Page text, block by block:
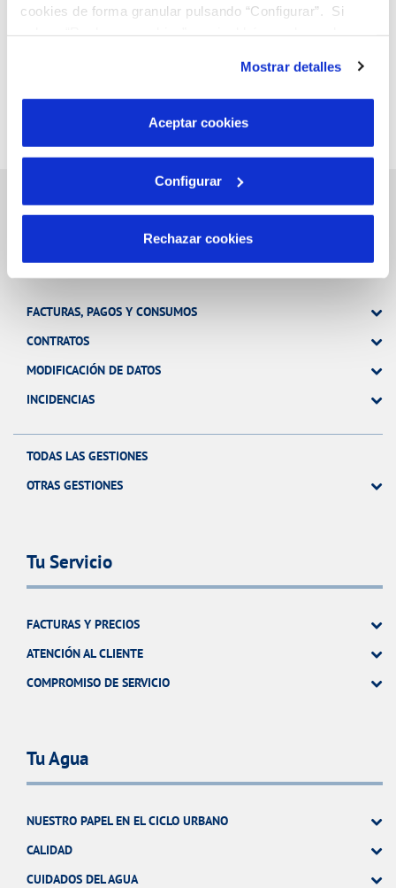
cookies de forma granular pulsando “Configurar”. Si
son indispensables para que el sitio web funcione y que
por tanto no se pueden desactivar. Puedes consultar
más información en nuestraPolítica de Cookies
Mostrar detalles
Aceptar cookies
Configurar
Rechazar cookies
Gestiones Online
FACTURAS, PAGOS Y CONSUMOS
CONTRATOS
MODIFICACIÓN DE DATOS
INCIDENCIAS
TODAS LAS GESTIONES
OTRAS GESTIONES
Tu Servicio
FACTURAS Y PRECIOS
ATENCIÓN AL CLIENTE
COMPROMISO DE SERVICIO
Tu Agua
NUESTRO PAPEL EN EL CICLO URBANO
CALIDAD
CUIDADOS DEL AGUA